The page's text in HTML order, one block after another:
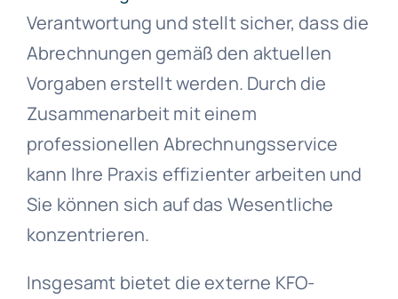
Verantwortung und stellt sicher, dass die
Abrechnungen gemäß den aktuellen
Vorgaben erstellt werden. Durch die
Zusammenarbeit mit einem
professionellen Abrechnungsservice
kann Ihre Praxis effizienter arbeiten und
Sie können sich auf das Wesentliche
konzentrieren.
Insgesamt bietet die externe KFO-